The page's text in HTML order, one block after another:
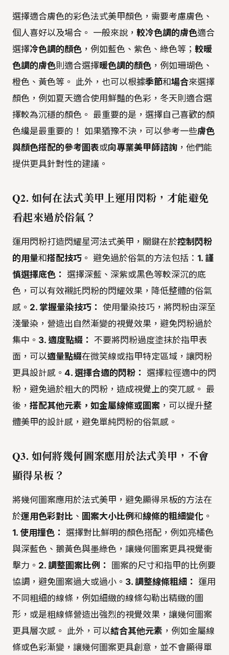
選擇適合膚色的彩色法式美甲顏色，需要考慮膚色、
個人喜好以及場合。 一般來說， 較冷色調的膚色適合
選擇冷色調的顏色 ，例如藍色、紫色、綠色等； 較暖
色調的膚色則適合選擇暖色調的顏色 ，例如珊瑚色、
橙色、黃色等。 此外，也可以根據季節和場合來選擇
顏色，例如夏天適合使用鮮豔的色彩，冬天則適合選
擇較為沉穩的顏色。 最重要的是，選擇自己喜歡的顏
色纔是最重要的！ 如果猶豫不決，可以參考一些膚色
與顏色搭配的參考圖表或向專業美甲師諮詢 ，他們能
提供更具針對性的建議。
Q2. 如何在法式美甲上運用閃粉，才能避免
看起來過於俗氣？
運用閃粉打造閃耀星河法式美甲，關鍵在於控制閃粉
的用量和搭配技巧 。 避免過於俗氣的方法包括： 1. 謹
慎選擇底色：
選擇深藍、深紫或黑色等較深沉的底
色，可以有效襯託閃粉的閃耀效果，降低整體的俗氣
感。 2. 掌握暈染技巧： 使用暈染技巧，將閃粉由深至
淺暈染，營造出自然漸變的視覺效果，避免閃粉過於
集中。 3. 適度點綴： 不要將閃粉過度塗抹於指甲表
面，可以適量點綴在微笑線或指甲特定區域，讓閃粉
更具設計感。 4. 選擇合適的閃粉：
選擇粒徑適中的閃
粉，避免過於粗大的閃粉，造成視覺上的突兀感。 最
後， 搭配其他元素，如金屬線條或圖案 ，可以提升整
體美甲的設計感，避免單純閃粉的俗氣感。
Q3. 如何將幾何圖案應用於法式美甲，不會
顯得呆板？
將幾何圖案應用於法式美甲，避免顯得呆板的方法在
於運用色彩對比 、 圖案大小比例和線條的粗細變化 。
1. 使用撞色：
選擇對比鮮明的顏色搭配，例如亮橘色
與深藍色、鵝黃色與墨綠色，讓幾何圖案更具視覺衝
擊力。 2. 調整圖案比例：
圖案的尺寸和指甲的比例要
協調，避免圖案過大或過小。 3. 調整線條粗細：
運用
不同粗細的線條，例如細緻的線條勾勒出精緻的圖
形，或是粗線條營造出強烈的視覺效果，讓幾何圖案
更具層次感。 此外，可以結合其他元素 ，例如金屬線
條或色彩漸變，讓幾何圖案更具創意，並不會顯得單